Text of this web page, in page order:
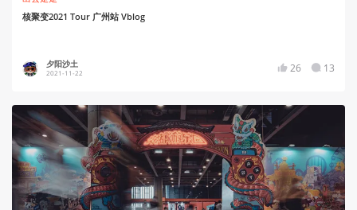
核聚变2021 Tour 广州站 Vblog
夕阳沙土
2021-11-22 26 13